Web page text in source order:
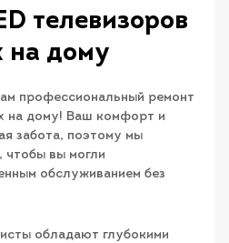
телевизоров
на дому
профессиональный ремонт
на дому! Ваш комфорт и
забота, поэтому мы
чтобы вы могли
обслуживанием без
обладают глубокими